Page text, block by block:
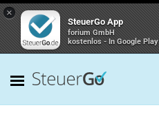
×
SteuerGo App
forium GmbH
kostenlos - In Google Play